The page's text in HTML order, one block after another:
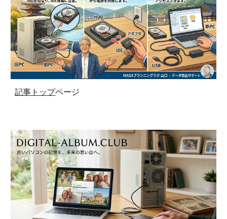
記事トップページ